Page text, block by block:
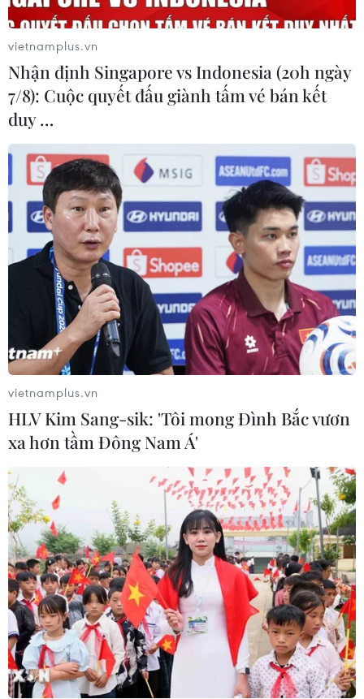
Đức: Châu Âu cần chủ động và củng cố vị
thế độc lập sau bầu cử Mỹ
04/11/2020 15:10
Đức cảnh báo Mỹ đang phải đối mặt với một "tình
huống rất dễ bùng nổ" và một cuộc khủng hoảng hệ
thống có thể xảy ra sau khi Tổng thống Donald Trump
tuyên bố thắng cử sớm.
Đức mua 38 máy bay tiêm kích
Eurofighter mới trị giá 6,5 tỷ USD
12/11/2020 04:52
vietnamplus.vn
Nhận định Singapore vs Indonesia (20h ngày
7/8): Cuộc quyết đấu giành tấm vé bán kết
duy …
vietnamplus.vn
HLV Kim Sang-sik: 'Tôi mong Đình Bắc vươn
xa hơn tầm Đông Nam Á'